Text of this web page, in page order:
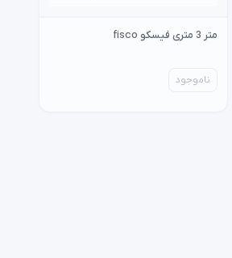
متر 3 متری فیسکو fisco
ناموجود